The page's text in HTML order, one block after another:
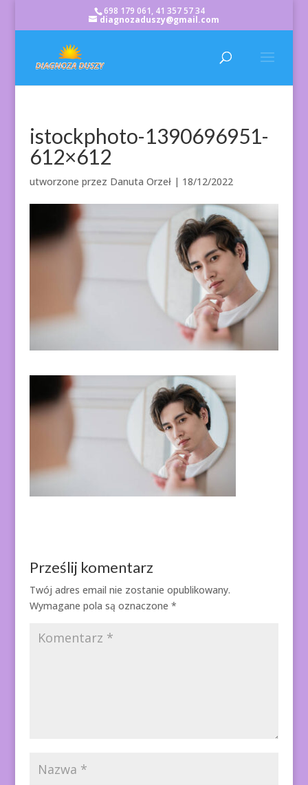
698 179 061, 41 357 57 34
diagnozaduszy@gmail.com
istockphoto-1390696951-
612×612
utworzone przez Danuta Orzeł| 18/12/2022
Prześlij komentarz
Twój adres email nie zostanie opublikowany.
Wymagane pola są oznaczone *